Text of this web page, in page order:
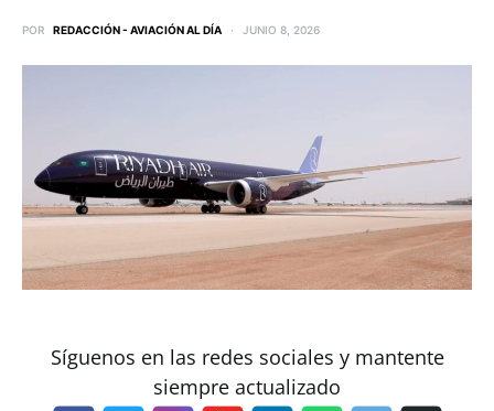
POR REDACCIÓN - AVIACIÓN AL DÍA JUNIO 8, 2026
Síguenos en las redes sociales y mantente
siempre actualizado